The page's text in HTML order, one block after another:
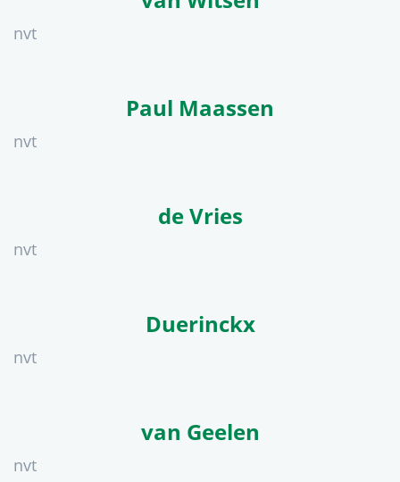
nvt
Paul Maassen
nvt
de Vries
nvt
Duerinckx
nvt
van Geelen
nvt